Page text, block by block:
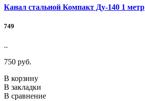
Канал стальной Компакт Ду-140 1 метр
749
..
750 руб.
В корзину
В закладки
В сравнение